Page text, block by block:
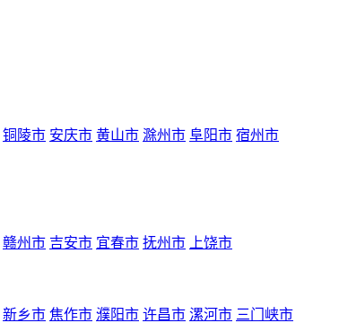
铜陵市 安庆市 黄山市 滁州市 阜阳市 宿州市
赣州市 吉安市 宜春市 抚州市 上饶市
新乡市 焦作市 濮阳市 许昌市 漯河市 三门峡市